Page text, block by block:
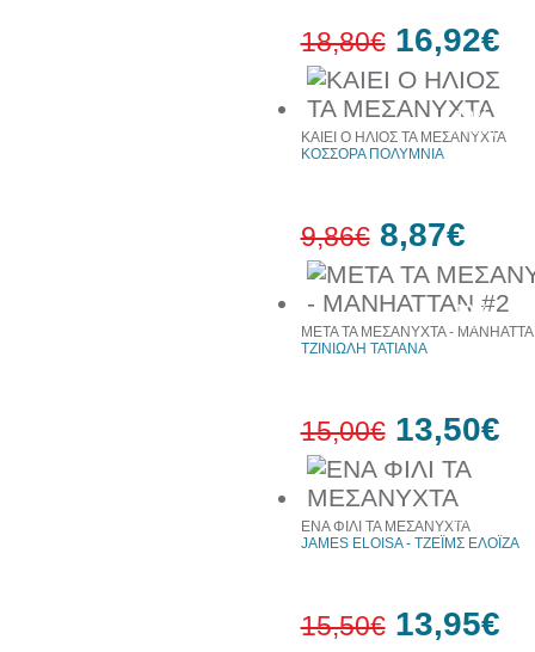
10%
έκπτωση
18,80€ 16,92€
10%
έκπτωση
ΚΑΙΕΙ Ο ΗΛΙΟΣ ΤΑ ΜΕΣΑΝΥΧΤΑ
ΚΟΣΣΟΡΑ ΠΟΛΥΜΝΙΑ
9,86€ 8,87€
10%
έκπτωση
ΜΕΤΑ ΤΑ ΜΕΣΑΝΥΧΤΑ -
ΤΖΙΝΙΩΛΗ ΤΑΤΙΑΝΑ
15,00€ 13,50€
ΕΝΑ ΦΙΛΙ ΤΑ ΜΕΣΑΝΥΧΤΑ
JAMES ELOISA - ΤΖΕΪΜΣ ΕΛΟΪΖΑ
15,50€ 13,95€